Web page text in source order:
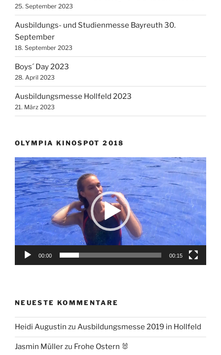
25. September 2023
Ausbildungs- und Studienmesse Bayreuth 30.
September
18. September 2023
Boys´ Day 2023
28. April 2023
Ausbildungsmesse Hollfeld 2023
21. März 2023
OLYMPIA KINOSPOT 2018
Video-
Player
00:00 00:15
NEUESTE KOMMENTARE
Heidi Augustin zu Ausbildungsmesse 2019 in Hollfeld
Jasmin Müllerzu Frohe Ostern 🐰